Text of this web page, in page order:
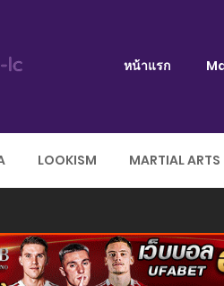
หน้าแรก
LOOKISM MARTIAL ARTS